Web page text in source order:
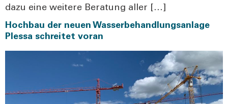
dazu eine wei­te­re Bera­tung aller […]
Hochbau der neuen Wasserbehandlungsanlage
Plessa schreitet voran